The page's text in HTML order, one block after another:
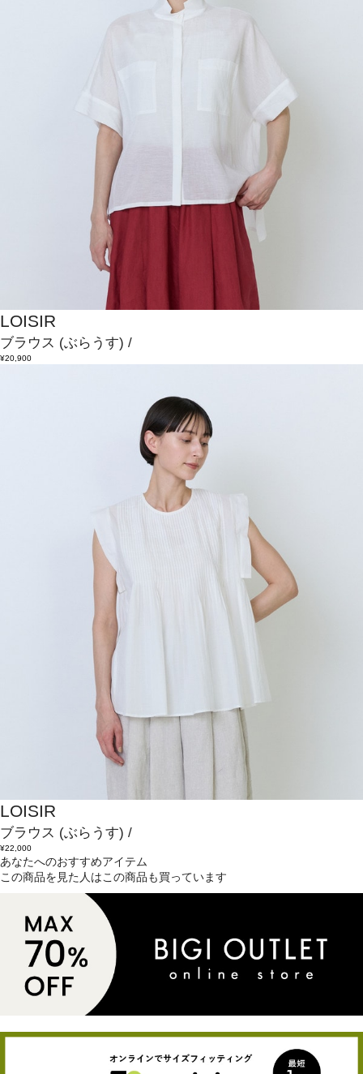
LOISIR
ブラウス (ぶらうす) /
¥20,900
LOISIR
ブラウス (ぶらうす) /
¥22,000
あなたへのおすすめアイテム
この商品を見た人はこの商品も買っています